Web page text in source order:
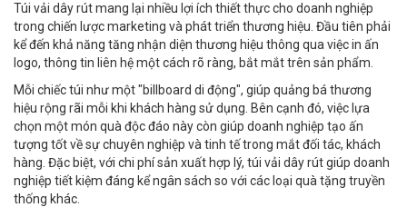
Túi vải dây rút mang lại nhiều lợi ích thiết thực cho doanh nghiệp
trong chiến lược marketing và phát triển thương hiệu. Đầu tiên phải
kể đến khả năng tăng nhận diện thương hiệu thông qua việc in ấn
logo, thông tin liên hệ một cách rõ ràng, bắt mắt trên sản phẩm.
Mỗi chiếc túi như một "billboard di động", giúp quảng bá thương
hiệu rộng rãi mỗi khi khách hàng sử dụng. Bên cạnh đó, việc lựa
chọn một món quà độc đáo này còn giúp doanh nghiệp tạo ấn
tượng tốt về sự chuyên nghiệp và tinh tế trong mắt đối tác, khách
hàng. Đặc biệt, với chi phí sản xuất hợp lý, túi vải dây rút giúp doanh
nghiệp tiết kiệm đáng kể ngân sách so với các loại quà tặng truyền
thống khác.